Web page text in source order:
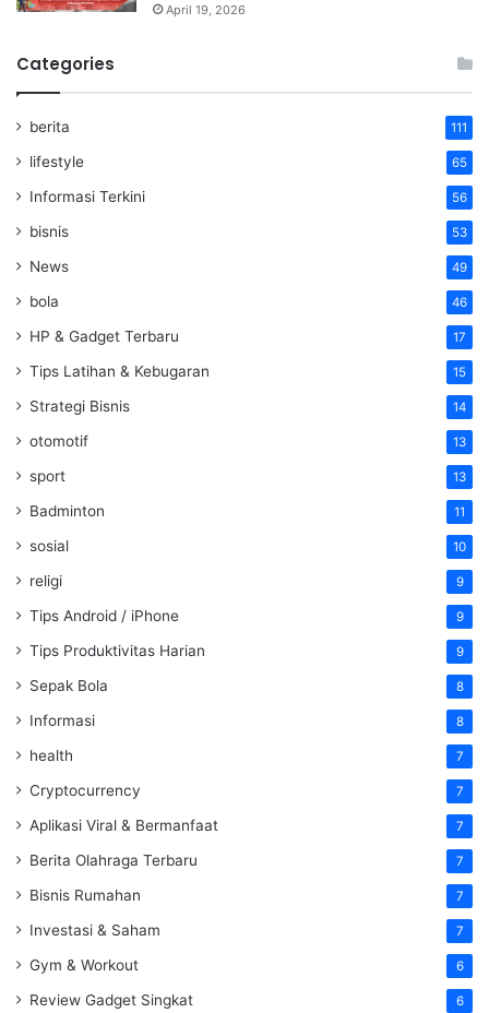
April 19, 2026
Categories
berita 111
lifestyle 65
Informasi Terkini 56
bisnis 53
News 49
bola 46
HP & Gadget Terbaru 17
Tips Latihan & Kebugaran 15
Strategi Bisnis 14
otomotif 13
sport 13
Badminton 11
sosial 10
religi 9
Tips Android / iPhone 9
Tips Produktivitas Harian 9
Sepak Bola 8
Informasi 8
health 7
Cryptocurrency 7
Aplikasi Viral & Bermanfaat 7
Berita Olahraga Terbaru 7
Bisnis Rumahan 7
Investasi & Saham 7
Gym & Workout 6
Review Gadget Singkat 6